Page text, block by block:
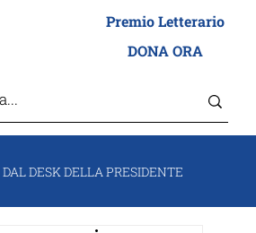
Premio Letterario
DONA ORA
DAL DESK DELLA PRESIDENTE